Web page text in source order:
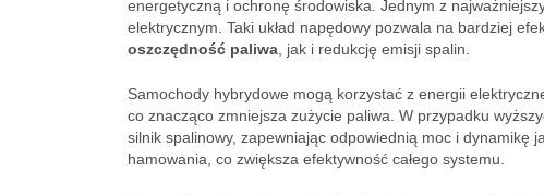
energetyczną i ochronę środowiska. Jednym z
elektrycznym. Taki układ napędowy pozwala na bardziej
oszczędność paliwa , jak i redukcję emisji spalin.
Samochody hybrydowe mogą korzystać z energii
co znacząco zmniejsza zużycie paliwa. W przypadku
silnik spalinowy, zapewniając odpowiednią moc i dynamikę
hamowania, co zwiększa efektywność całego systemu.